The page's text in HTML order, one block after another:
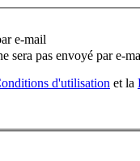
e-mail
sera pas envoyé par e-
d'utilisation et la